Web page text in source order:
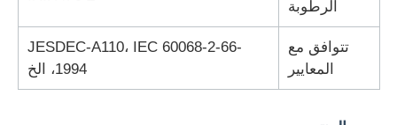
الرطوبة
تتوافق مع
المعايير
JESDEC-A110، IEC 60068-2-66-
1994، الخ